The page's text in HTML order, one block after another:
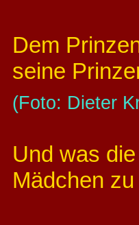
Dem
seine
(Foto: Dieter
Und was
Mädchen